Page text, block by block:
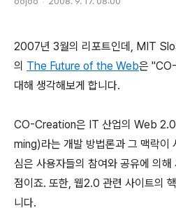
2007년 3월의 리포트인데, MIT
의 The Future of the Web은
대해 생각해보게 합니다.
CO-Creation은 IT 산업의 Web
ming)라는 개발 방법론과 그 맥락이
심은 사용자들의 참여와 공유에 의
점이죠. 또한, 웹2.0 관련 사이트의
니다.